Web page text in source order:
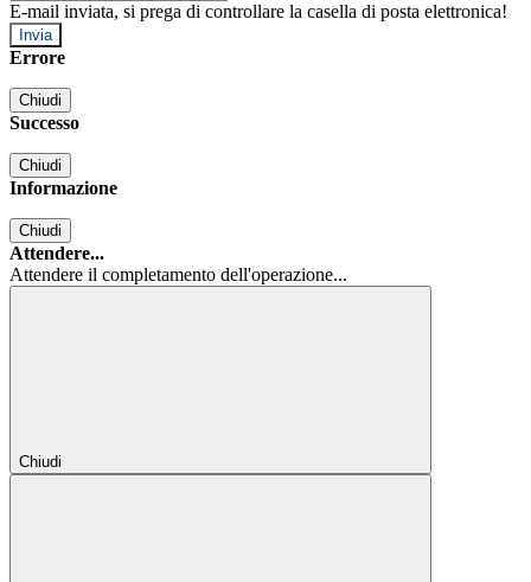
E-mail inviata, si prega di controllare la casella di posta elettronica!
Errore
Chiudi
Successo
Chiudi
Informazione
Chiudi
Attendere...
Attendere il completamento dell'operazione...
Chiudi